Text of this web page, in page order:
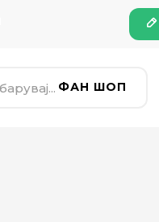
ФАН ШОП